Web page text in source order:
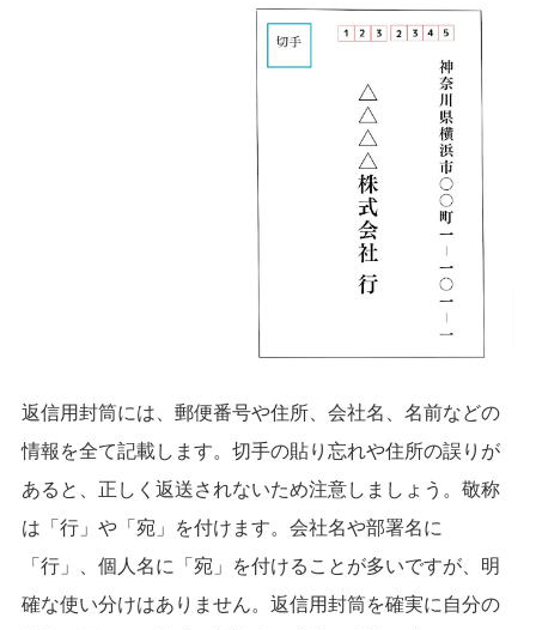
返信用封筒には、郵便番号や住所、会社名、名前などの
情報を全て記載します。 切手の貼り忘れや住所の誤りが
あると、正しく返送されないため注意しましょう。 敬称
は「行」や「宛」を付けます。 会社名や部署名に
「行」、個人名に「宛」を付けることが多いですが、明
確な使い分けはありません。 返信用封筒を確実に自分の